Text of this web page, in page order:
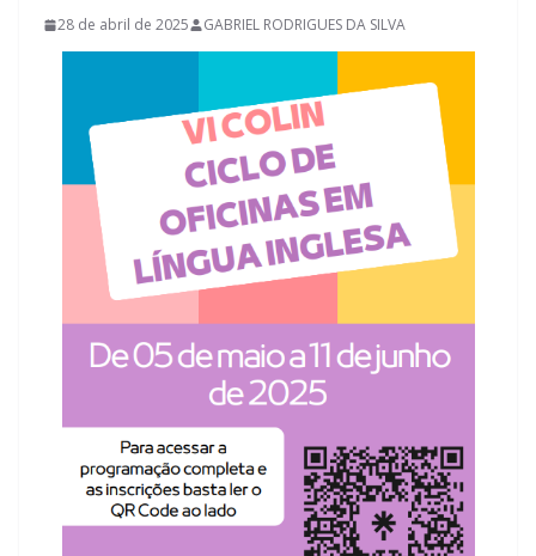
28 de abril de 2025 GABRIEL RODRIGUES DA SILVA